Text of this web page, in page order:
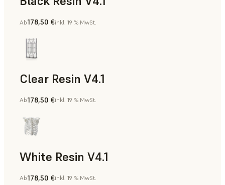
Modelle und Requisiten, Rapid Prototyping
Ab178,50 €inkl. 19 % MwSt.
Clear Resin V4.1
Modelle und Requisiten, Rapid Prototyping
Ab178,50 €inkl. 19 % MwSt.
White Resin V4.1
Rapid Prototyping, Zahnmedizin
Ab178,50 €inkl. 19 % MwSt.